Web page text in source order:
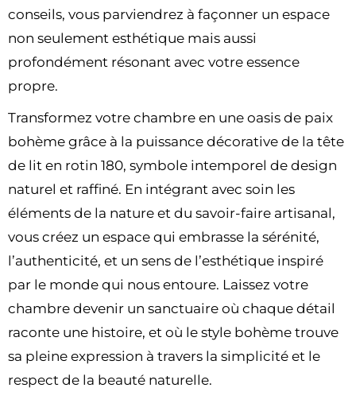
conseils, vous parviendrez à façonner un espace
non seulement esthétique mais aussi
profondément résonant avec votre essence
propre.
Transformez votre chambre en une oasis de paix
bohème grâce à la puissance décorative de la tête
de lit en rotin 180, symbole intemporel de design
naturel et raffiné. En intégrant avec soin les
éléments de la nature et du savoir-faire artisanal,
vous créez un espace qui embrasse la sérénité,
l’authenticité, et un sens de l’esthétique inspiré
par le monde qui nous entoure. Laissez votre
chambre devenir un sanctuaire où chaque détail
raconte une histoire, et où le style bohème trouve
sa pleine expression à travers la simplicité et le
respect de la beauté naturelle.